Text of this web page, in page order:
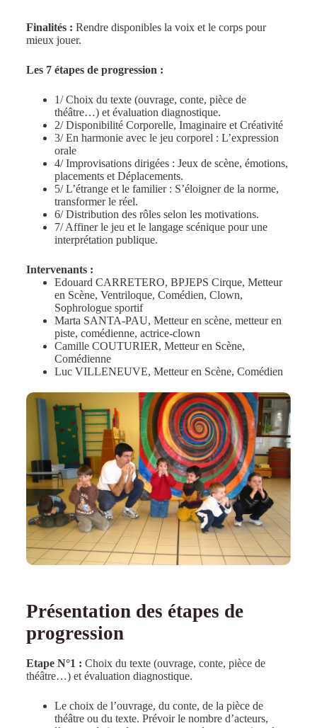
Finalités : Rendre disponibles la voix et le corps pour
mieux jouer.
Les 7 étapes de progression :
1/ Choix du texte (ouvrage, conte, pièce de
théâtre…) et évaluation diagnostique.
2/ Disponibilité Corporelle, Imaginaire et Créativité
3/ En harmonie avec le jeu corporel : L’expression
orale
4/ Improvisations dirigées : Jeux de scène, émotions,
placements et Déplacements.
5/ L’étrange et le familier : S’éloigner de la norme,
transformer le réel.
6/ Distribution des rôles selon les motivations.
7/ Affiner le jeu et le langage scénique pour une
interprétation publique.
Intervenants :
Edouard CARRETERO, BPJEPS Cirque, Metteur
en Scène, Ventriloque, Comédien, Clown,
Sophrologue sportif
Marta SANTA-PAU, Metteur en scène, metteur en
piste, comédienne, actrice-clown
Camille COUTURIER, Metteur en Scène,
Comédienne
Luc VILLENEUVE, Metteur en Scène, Comédien
Présentation des étapes de
progression
Etape N°1 : Choix du texte (ouvrage, conte, pièce de
théâtre…) et évaluation diagnostique.
Le choix de l’ouvrage, du conte, de la pièce de
théâtre ou du texte. Prévoir le nombre d’acteurs,